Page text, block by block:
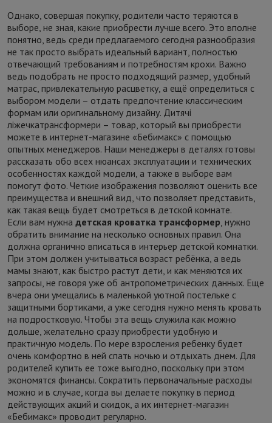
Однако, совершая покупку, родители часто теряются в
выборе, не зная, какие приобрести лучше всего. Это вполне
понятно, ведь среди предлагаемого сегодня разнообразия
не так просто выбрать идеальный вариант, полностью
отвечающий требованиям и потребностям крохи. Важно
ведь подобрать не просто подходящий размер, удобный
матрас, привлекательную расцветку, а ещё определиться с
выбором модели – отдать предпочтение классическим
формам или оригинальному дизайну. Дитячі
ліжечкатрансформери – товар, который вы приобрести
можете в интернет-магазине «Бебимакс» с помощью
опытных менеджеров. Наши менеджеры в деталях готовы
рассказать обо всех нюансах эксплуатации и технических
особенностях каждой модели, а также в выборе вам
помогут фото. Четкие изображения позволяют оценить все
преимущества и внешний вид, что позволяет представить,
как такая вещь будет смотреться в детской комнате.
Если вам нужна детская кроватка трансформер , нужно
обратить внимание на несколько основных правил. Она
должна органично вписаться в интерьер детской комнатки.
При этом должен учитываться возраст ребёнка, а ведь
мамы знают, как быстро растут дети, и как меняются их
запросы, не говоря уже об антропометрических данных. Еще
вчера они умещались в маленькой уютной постельке с
защитными бортиками, а уже сегодня нужно менять кровать
на подростковую. Чтобы эта вещь служила как можно
дольше, желательно сразу приобрести удобную и
практичную модель. По мере взросления ребенку будет
очень комфортно в ней спать ночью и отдыхать днем. Для
родителей купить ее тоже выгодно, поскольку при этом
экономятся финансы. Сократить первоначальные расходы
можно и в случае, когда вы делаете покупку в период
действующих акций и скидок, а их интернет-магазин
«Бебимакс» проводит регулярно.